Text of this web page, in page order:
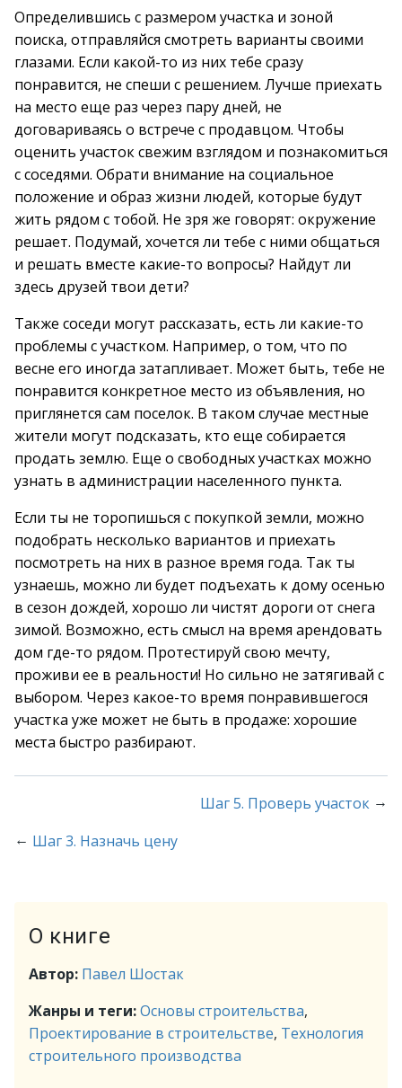
Определившись с размером участка и зоной
поиска, отправляйся смотреть варианты своими
глазами. Если какой-то из них тебе сразу
понравится, не спеши с решением. Лучше приехать
на место еще раз через пару дней, не
договариваясь о встрече с продавцом. Чтобы
оценить участок свежим взглядом и познакомиться
с соседями. Обрати внимание на социальное
положение и образ жизни людей, которые будут
жить рядом с тобой. Не зря же говорят: окружение
решает. Подумай, хочется ли тебе с ними общаться
и решать вместе какие-то вопросы? Найдут ли
здесь друзей твои дети?
Также соседи могут рассказать, есть ли какие-то
проблемы с участком. Например, о том, что по
весне его иногда затапливает. Может быть, тебе не
понравится конкретное место из объявления, но
приглянется сам поселок. В таком случае местные
жители могут подсказать, кто еще собирается
продать землю. Еще о свободных участках можно
узнать в администрации населенного пункта.
Если ты не торопишься с покупкой земли, можно
подобрать несколько вариантов и приехать
посмотреть на них в разное время года. Так ты
узнаешь, можно ли будет подъехать к дому осенью
в сезон дождей, хорошо ли чистят дороги от снега
зимой. Возможно, есть смысл на время арендовать
дом где-то рядом. Протестируй свою мечту,
проживи ее в реальности! Но сильно не затягивай с
выбором. Через какое-то время понравившегося
участка уже может не быть в продаже: хорошие
места быстро разбирают.
Шаг 5. Проверь участок →
← Шаг 3. Назначь цену
О книге
Автор: Павел Шостак
Жанры и теги:Основы строительства,
Проектирование в строительстве, Технология
строительного производства